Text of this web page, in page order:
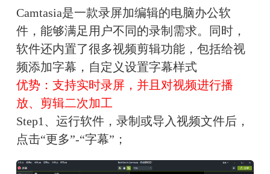
Camtasia是一款录屏加编辑的电脑办公软
件，能够满足用户不同的录制需求。同时，
软件还内置了很多视频剪辑功能，包括给视
频添加字幕，自定义设置字幕样式
优势：支持实时录屏，并且对视频进行播
放、剪辑二次加工
Step1、运行软件，录制或导入视频文件后，
点击“更多”-“字幕”；